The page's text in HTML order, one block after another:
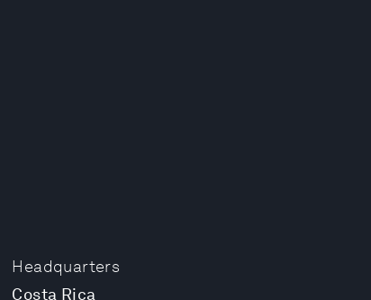
Headquarters
Costa Rica